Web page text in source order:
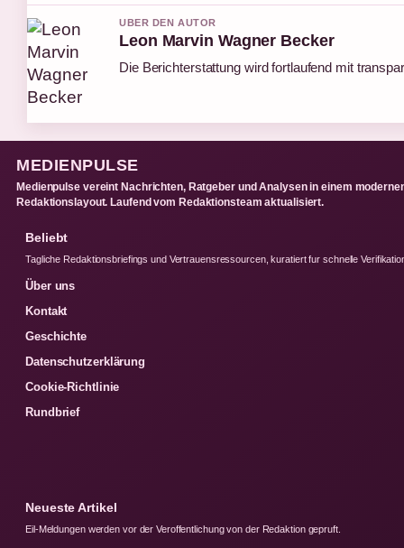
UBER DEN AUTOR
Leon Marvin Wagner Becker
Die Berichterstattung wird fortlaufend mit
MEDIENPULSE
Medienpulse vereint Nachrichten, Ratgeber und Analysen in einem
Redaktionslayout. Laufend vom Redaktionsteam aktualisiert.
Beliebt
Tagliche Redaktionsbriefings und Vertrauensressourcen, kuratiert fur schnelle
Über uns
Kontakt
Geschichte
Datenschutzerklärung
Cookie-Richtlinie
Rundbrief
Neueste Artikel
Eil-Meldungen werden vor der Veroffentlichung von der Redaktion gepruft.